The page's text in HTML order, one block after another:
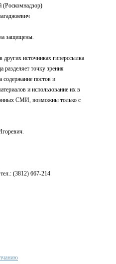
(Роскомнадзор)
защищены.
источниках гиперссылка
разделяет точку зрения
содержание постов и
и использование их в
СМИ, возможны только с
(3812) 667-214